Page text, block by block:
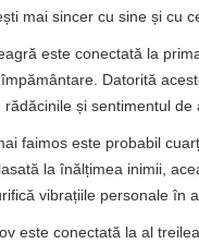
mai sincer cu sine și cu
este conectată la
Datorită
și sentimentul de
faimos este probabil
la înălțimea inimii,
vibrațiile personale în
este conectată la al